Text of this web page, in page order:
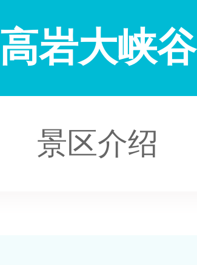
高岩大峡谷
景区介绍